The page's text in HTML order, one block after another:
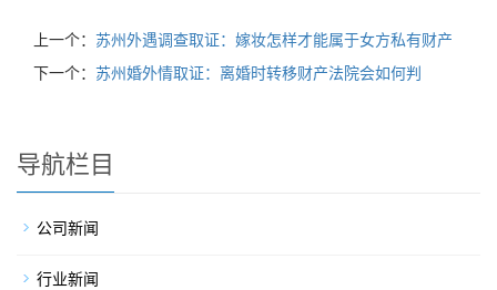
上一个： 苏州外遇调查取证：嫁妆怎样才能属于女方私有财产
下一个： 苏州婚外情取证：离婚时转移财产法院会如何判
导航栏目
公司新闻
行业新闻